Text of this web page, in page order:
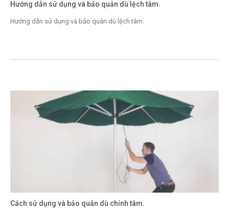
Hướng dẫn sử dụng và bảo quản dù lệch tâm.
Hướng dẫn sử dụng và bảo quản dù lệch tâm.
Cách sử dụng và bảo quản dù chính tâm.